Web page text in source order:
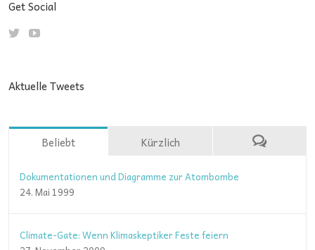
Get Social
Aktuelle Tweets
Beliebt Kürzlich
Dokumentationen und Diagramme zur Atombombe
24. Mai 1999
Climate-Gate: Wenn Klimaskeptiker Feste feiern